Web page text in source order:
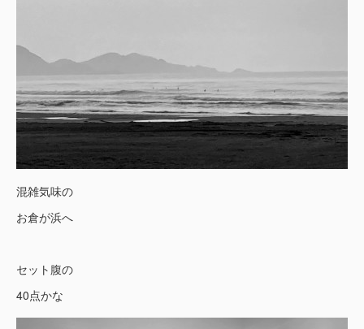
混雑気味の
お倉が浜へ
セット腹の
40点かな